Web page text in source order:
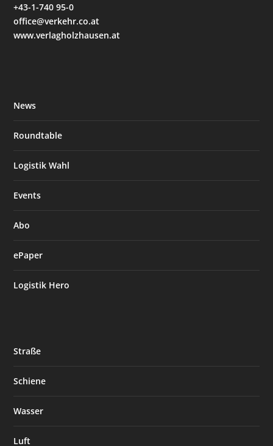
+43-1-740 95-0
office@verkehr.co.at
www.verlagholzhausen.at
News
Roundtable
Logistik Wahl
Events
Abo
ePaper
Logistik Hero
Straße
Schiene
Wasser
Luft